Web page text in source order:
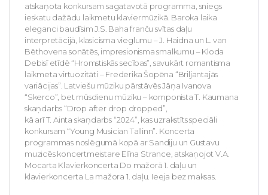
atskaņota konkursam sagatavotā programma, sniegs
ieskatu dažādu laikmetu klaviermūzikā. Baroka laika
eleganci baudīsim J.S. Baha franču svītas daļu
interpretācijā, klasicisma vieglumu – J. Haidna un L. van
Bēthovena sonātēs, impresionisma smalkumu – Kloda
Debisī etīdē “Hromstiskās secības”, savukārt romantisma
laikmeta virtuozitāti – Frederika Šopēna “Briljantajās
variācijas”. Latviešu mūziku pārstāvēs Jāņa Ivanova
“Skerco”, bet mūsdienu mūziku – komponista T. Kaumana
skaņdarbs “Drop after drop dropped”,
kā arī T. Ainta skaņdarbs “2024”, kas uzrakstīts speciāli
konkursam “Young Musician Tallinn”. Koncerta
programmas noslēgumā kopā ar Sandiju un Gustavu
muzicēs koncertmeistare Elīna Strance, atskaņojot V.A.
Mocarta Klavierkoncerta Do mažorā 1. daļu un
klavierkoncerta La mažora 1. daļu. Ieeja bez maksas.